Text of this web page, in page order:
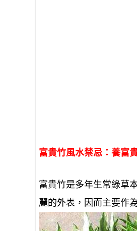
富貴竹風水禁忌：養富
富貴竹是多年生常綠草
麗的外表，因而主要作